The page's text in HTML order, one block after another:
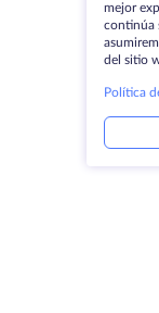
mejor
continúa
del sitio
Política